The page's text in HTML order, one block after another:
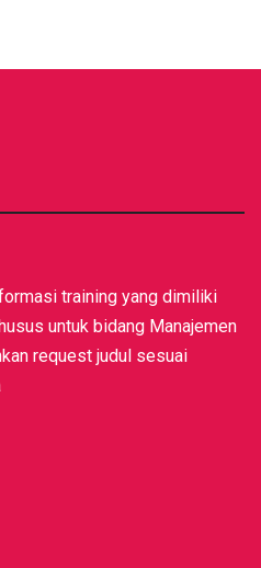
training yang dimiliki
untuk bidang Manajemen
request judul sesuai